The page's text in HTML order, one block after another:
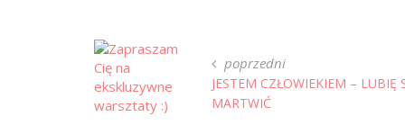
poprzedni
JESTEM CZŁOWIEKIEM – LUBIĘ
MARTWIĆ